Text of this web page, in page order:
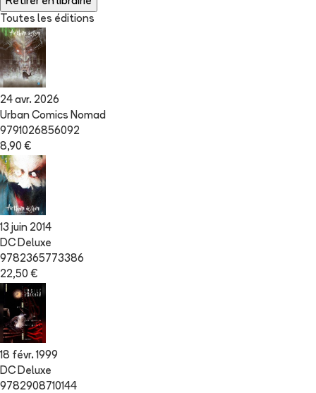
Toutes les éditions
24 avr. 2026
Urban Comics Nomad
9791026856092
8,90 €
13 juin 2014
DC Deluxe
9782365773386
22,50 €
18 févr. 1999
DC Deluxe
9782908710144